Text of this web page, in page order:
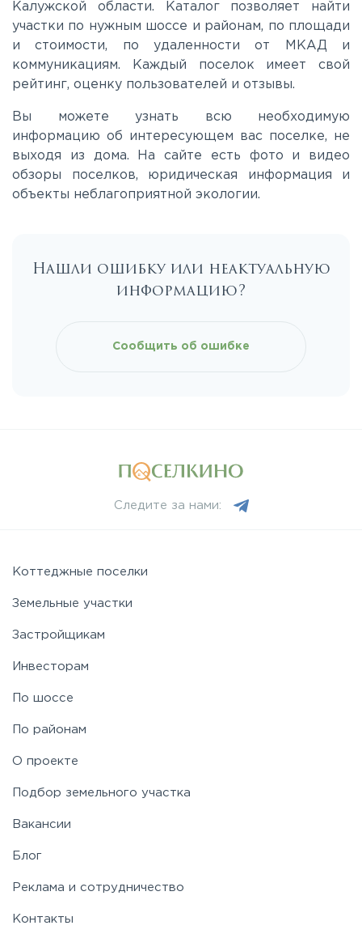
Калужской области. Каталог позволяет найти
участки по нужным шоссе и районам, по площади
и стоимости, по удаленности от МКАД и
коммуникациям. Каждый поселок имеет свой
рейтинг, оценку пользователей и отзывы.
Вы можете узнать всю необходимую
информацию об интересующем вас поселке, не
выходя из дома. На сайте есть фото и видео
обзоры поселков, юридическая информация и
объекты неблагоприятной экологии.
Нашли ошибку или неактуальную
информацию?
Сообщить об ошибке
Следите за нами:
Коттеджные поселки
Земельные участки
Застройщикам
Инвесторам
По шоссе
По районам
О проекте
Подбор земельного участка
Вакансии
Блог
Реклама и сотрудничество
Контакты